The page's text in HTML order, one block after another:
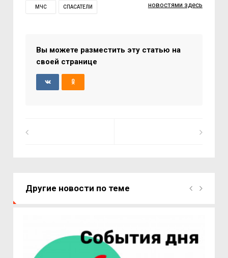
МЧС СПАСАТЕЛИ
новостями здесь
Вы можете разместить эту статью на
своей странице
Другие новости по теме